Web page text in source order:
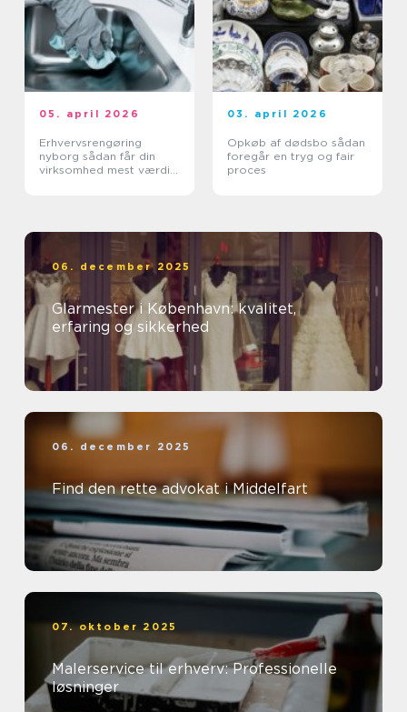
05. april 2026
Erhvervsrengøring
nyborg sådan får din
virksomhed mest værdi
03. april 2026
Opkøb af dødsbo sådan
foregår en tryg og fair
proces
06. december 2025
Glarmester i København: kvalitet,
erfaring og sikkerhed
06. december 2025
Find den rette advokat i Middelfart
07. oktober 2025
Malerservice til erhverv: Professionelle
løsninger